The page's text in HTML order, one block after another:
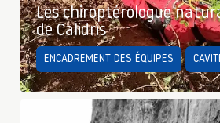
Les chiroptérologue
de Calidris
ENCADREMENT DES ÉQUIPES